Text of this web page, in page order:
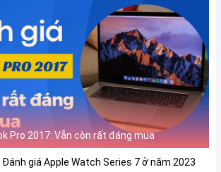
Pro 2017: Vẫn còn rất đáng mua
Đánh giá Apple Watch Series 7 ở năm 2023